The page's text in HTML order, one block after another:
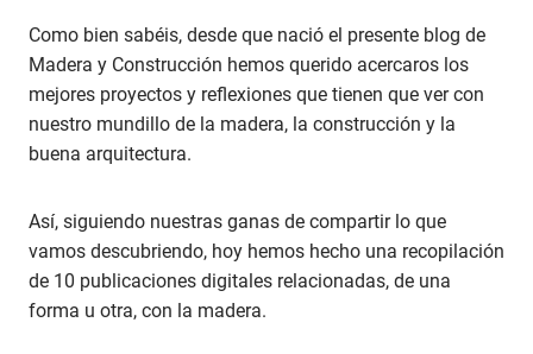
Como bien sabéis, desde que nació el presente blog de
Madera y Construcción hemos querido acercaros los
mejores proyectos y reflexiones que tienen que ver con
nuestro mundillo de la madera, la construcción y la
buena arquitectura.
Así, siguiendo nuestras ganas de compartir lo que
vamos descubriendo, hoy hemos hecho una recopilación
de 10 publicaciones digitales relacionadas, de una
forma u otra, con la madera.